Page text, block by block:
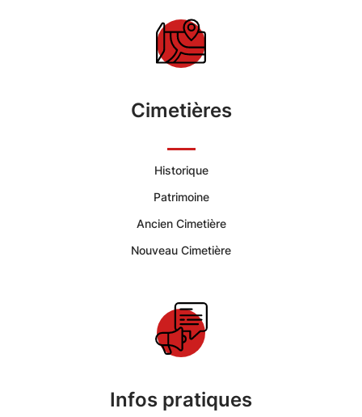
Portail
Citoyen
Ville
de
Quimperlé
|
Services
Funéraires
et
Cimetières
Historique
Patrimoine
Ancien Cimetière
Nouveau Cimetière
Infos pratiques